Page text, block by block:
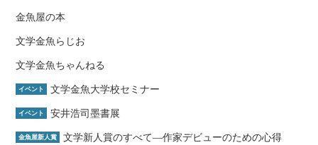
金魚屋の本
文学金魚らじお
文学金魚ちゃんねる
イベント 文学金魚大学校セミナー
イベント 安井浩司墨書展
金魚屋新人賞 文学新人賞のすべて―作家デビューのための心得